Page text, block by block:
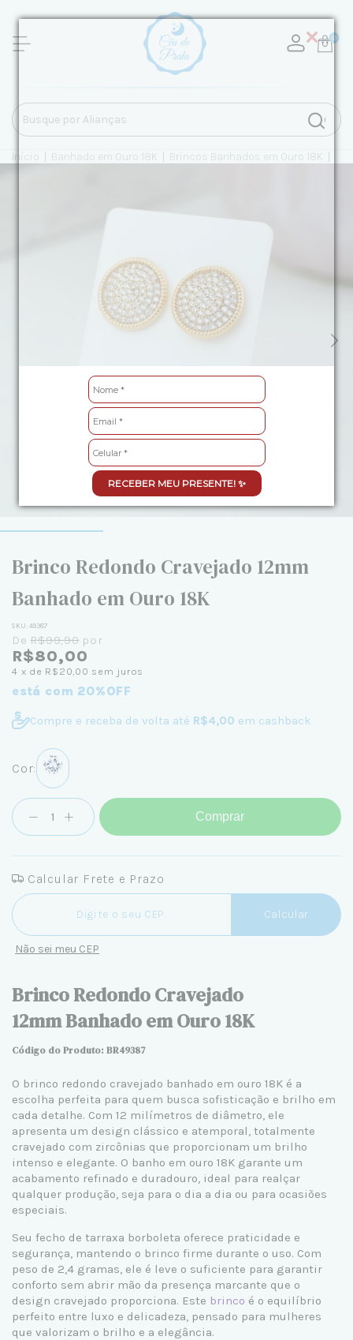
RECEBER MEU PRESENTE! ✨
0
Início Banhado em Ouro 18K Brincos Banhados em Ouro 18K
Brinco Redondo Cravejado 12mm
Banhado em Ouro 18K
SKU: 49387
DeR$99,90por
R$80,00
4 x de R$20,00 sem juros
está com 20%OFF
Compre e receba de volta até R$4,00 em cashback
Cor:
Comprar
Calcular Frete e Prazo
Entregas para o CEP:
Calcular
Não sei meu CEP
Brinco Redondo Cravejado
12mm Banhado em Ouro 18K
Código do Produto: BR49387
O brinco redondo cravejado banhado em ouro 18K é a
escolha perfeita para quem busca sofisticação e brilho em
cada detalhe. Com 12 milímetros de diâmetro, ele
apresenta um design clássico e atemporal, totalmente
cravejado com zircônias que proporcionam um brilho
intenso e elegante. O banho em ouro 18K garante um
acabamento refinado e duradouro, ideal para realçar
qualquer produção, seja para o dia a dia ou para ocasiões
especiais.
Seu fecho de tarraxa borboleta oferece praticidade e
segurança, mantendo o brinco firme durante o uso. Com
peso de 2,4 gramas, ele é leve o suficiente para garantir
conforto sem abrir mão da presença marcante que o
design cravejado proporciona. Este brinco é o equilíbrio
perfeito entre luxo e delicadeza, pensado para mulheres
que valorizam o brilho e a elegância.